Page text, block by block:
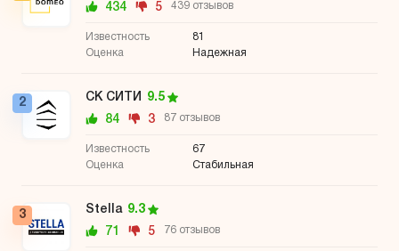
81
Надежная
434 5 439 отзывов
2 СК СИТИ 9.5
67
Стабильная
84 3 87 отзывов
3 Stella 9.3
71 5 76 отзывов